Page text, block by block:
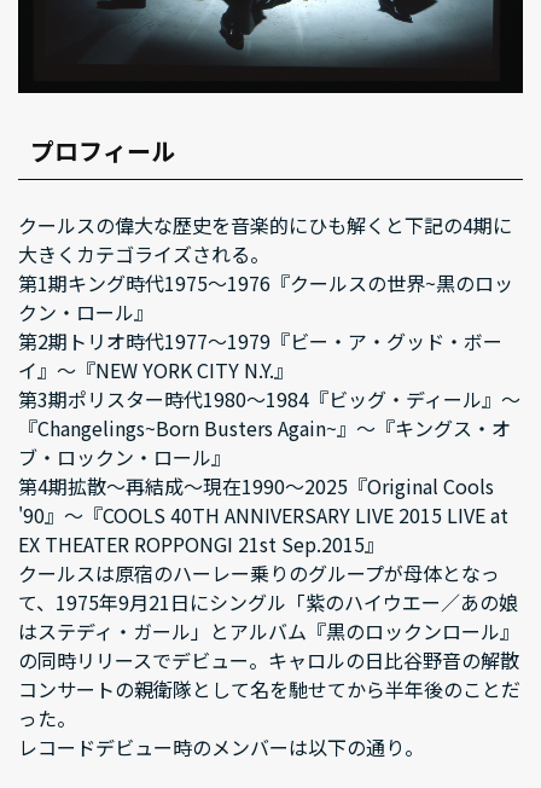
プロフィール
クールスの偉大な歴史を音楽的にひも解くと下記の4期に
大きくカテゴライズされる。
第1期キング時代1975～1976『クールスの世界~黒のロッ
クン・ロール』
第2期トリオ時代1977～1979『ビー・ア・グッド・ボー
イ』～『NEW YORK CITY N.Y.』
第3期ポリスター時代1980～1984『ビッグ・ディール』～
『Changelings~Born Busters Again~』～『キングス・オ
ブ・ロックン・ロール』
第4期拡散～再結成～現在1990～2025『Original Cools
'90』～『COOLS 40TH ANNIVERSARY LIVE 2015 LIVE at
EX THEATER ROPPONGI 21st Sep.2015』
クールスは原宿のハーレー乗りのグループが母体となっ
て、1975年9月21日にシングル「紫のハイウエー／あの娘
はステディ・ガール」とアルバム『黒のロックンロール』
の同時リリースでデビュー。キャロルの日比谷野音の解散
コンサートの親衛隊として名を馳せてから半年後のことだ
った。
レコードデビュー時のメンバーは以下の通り。